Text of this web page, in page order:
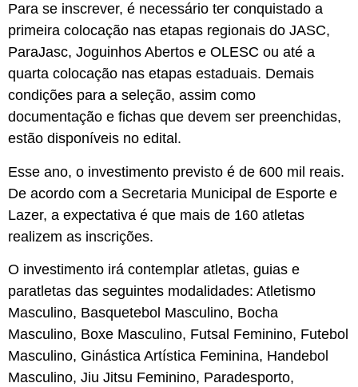
Para se inscrever, é necessário ter conquistado a
primeira colocação nas etapas regionais do JASC,
ParaJasc, Joguinhos Abertos e OLESC ou até a
quarta colocação nas etapas estaduais. Demais
condições para a seleção, assim como
documentação e fichas que devem ser preenchidas,
estão disponíveis no edital.
Esse ano, o investimento previsto é de 600 mil reais.
De acordo com a Secretaria Municipal de Esporte e
Lazer, a expectativa é que mais de 160 atletas
realizem as inscrições.
O investimento irá contemplar atletas, guias e
paratletas das seguintes modalidades: Atletismo
Masculino, Basquetebol Masculino, Bocha
Masculino, Boxe Masculino, Futsal Feminino, Futebol
Masculino, Ginástica Artística Feminina, Handebol
Masculino, Jiu Jitsu Feminino, Paradesporto,